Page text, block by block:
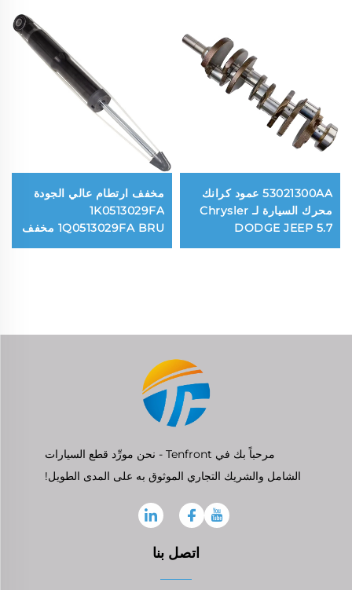
53021300AA عمود كرانك
محرك السيارة لـ Chrysler
DODGE JEEP 5.7
مخفف ارتطام عالي الجودة
1K0513029FA
1Q0513029FA BRU مخفف
مرحباً بك في Tenfront - نحن مورِّد قطع السيارات
الشامل والشريك التجاري الموثوق به على المدى الطويل!
اتصل بنا